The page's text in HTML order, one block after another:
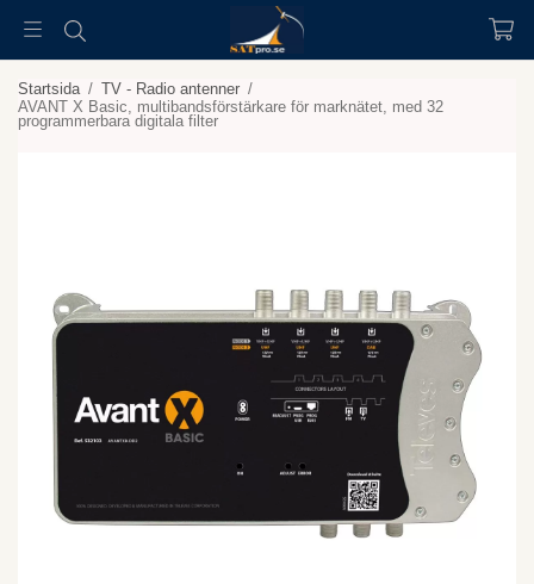
Startsida / TV - Radio antenner /
AVANT X Basic, multibandsförstärkare för marknätet, med 32
programmerbara digitala filter